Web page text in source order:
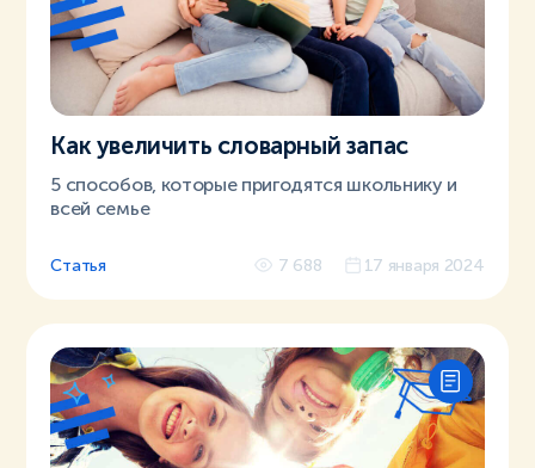
Как увеличить словарный запас
5 способов, которые пригодятся школьнику и
всей семье
Статья 7 688 17 января 2024